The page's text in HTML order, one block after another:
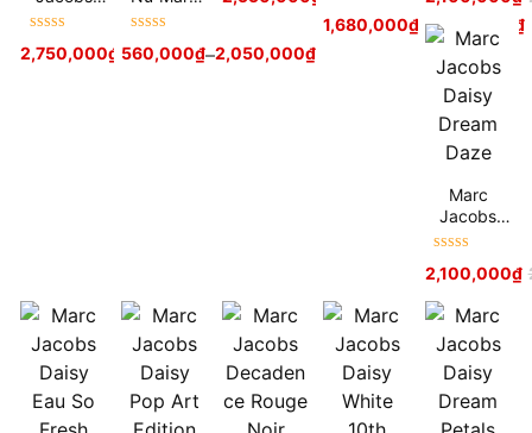
Daisy Eau
Blush
hạng5sao
2,750,000₫
Jacobs
Women
hạng5sao
560,000₫–2,050,000₫
hạng5sao
1,680,000₫ –2,180,000 ₫
Marc
Jacobs
Daisy
Daze
hạng5sao
2,100,000₫